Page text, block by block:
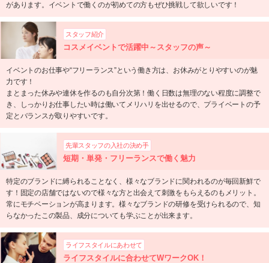
があります。イベントで働くのが初めての方もぜひ挑戦して欲しいです！
スタッフ紹介
コスメイベントで活躍中～スタッフの声～
イベントのお仕事や“フリーランス”という働き方は、お休みがとりやすいのが魅
力です！
まとまった休みや連休を作るのも自分次第！働く日数は無理のない程度に調整で
き、しっかりお仕事したい時は働いてメリハリを出せるので、プライベートの予
定とバランスが取りやすいです。
先輩スタッフの入社の決め手
短期・単発・フリーランスで働く魅力
特定のブランドに縛られることなく、様々なブランドに関われるのが毎回新鮮で
す！固定の店舗ではないので様々な方と出会えて刺激をもらえるのもメリット。
常にモチベーションが高まります。様々なブランドの研修を受けられるので、知
らなかったこの製品、成分についても学ぶことが出来ます。
ライフスタイルにあわせて
ライフスタイルに合わせてWワークOK！